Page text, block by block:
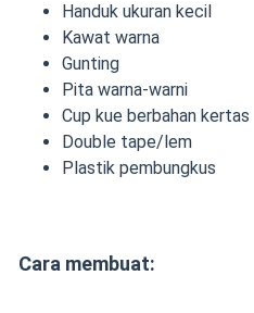
Handuk ukuran kecil
Kawat warna
Gunting
Pita warna-warni
Cup kue berbahan kertas
Double tape/lem
Plastik pembungkus
Cara membuat: